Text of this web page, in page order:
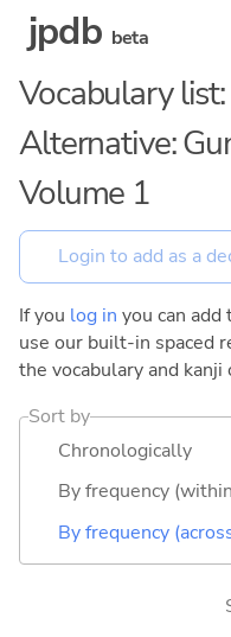
jpdb beta
Vocabulary
Alternative:
Volume 1
If you log in you can add
use our built-in spaced
the vocabulary and
Sort by
Chronologically
By frequency
By frequency